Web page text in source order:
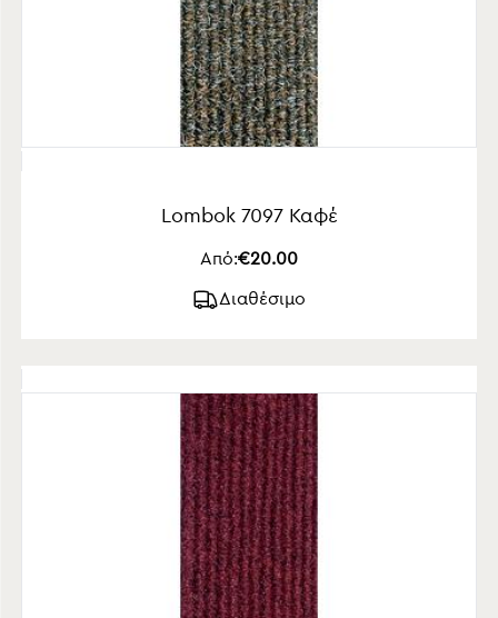
Lombok 7097 Καφέ
Από:€20.00
Διαθέσιμο